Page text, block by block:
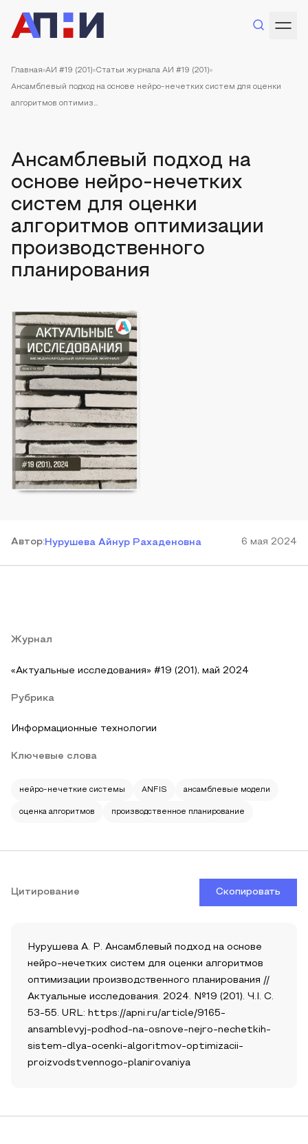
Главная АИ #19 (201) Статьи журнала АИ #19 (201)
Ансамблевый подход на основе нейро-нечетких систем для оценки
алгоритмов оптимиз...
Ансамблевый подход на
основе нейро-нечетких
систем для оценки
алгоритмов оптимизации
производственного
планирования
Автор:Нурушева Айнур Рахаденовна 6 мая 2024
Журнал
«Актуальные исследования» #19 (201), май 2024
Рубрика
Информационные технологии
Ключевые слова
нейро-нечеткие системы ANFIS ансамблевые модели
оценка алгоритмов производственное планирование
Цитирование Скопировать
Нурушева А. Р. Ансамблевый подход на основе
нейро-нечетких систем для оценки алгоритмов
оптимизации производственного планирования //
Актуальные исследования. 2024. №19 (201). Ч.I. С.
53-55. URL: https://apni.ru/article/9165-
ansamblevyj-podhod-na-osnove-nejro-nechetkih-
sistem-dlya-ocenki-algoritmov-optimizacii-
proizvodstvennogo-planirovaniya